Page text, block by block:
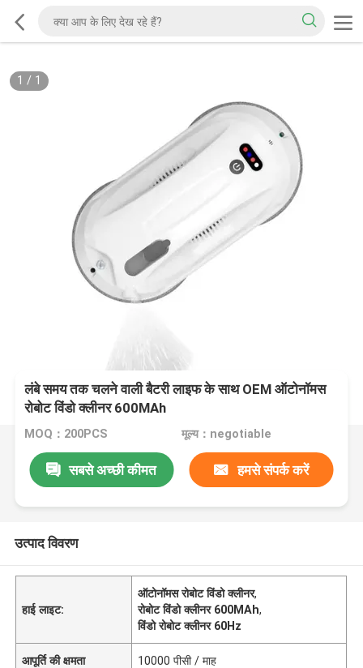
1 / 1
लंबे समय तक चलने वाली बैटरी लाइफ के साथ OEM ऑटोनॉमस
रोबोट विंडो क्लीनर 600MAh
MOQ：200PCS मूल्य：negotiable
सबसे अच्छी कीमत हमसे संपर्क करें
उत्पाद विवरण
हाई लाइट:
ऑटोनॉमस रोबोट विंडो क्लीनर,
रोबोट विंडो क्लीनर 600MAh,
विंडो रोबोट क्लीनर 60Hz
आपूर्ति की क्षमता 10000 पीसी / माह